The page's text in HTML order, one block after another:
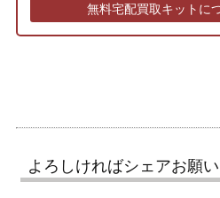
無料宅配買取キットに
よろしければシェアお願